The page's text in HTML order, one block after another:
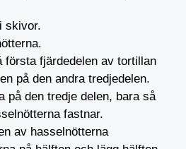
skivor.
första fjärdedelen av tortillan
på den andra tredjedelen.
på den tredje delen, bara så
fastnar.
av hasselnötterna